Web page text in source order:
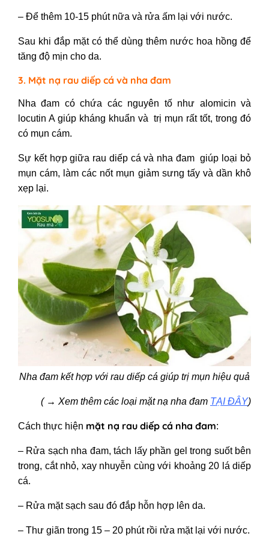
– Để thêm 10-15 phút nữa và rửa ấm lại với nước.
Sau khi đắp mặt có thể dùng thêm nước hoa hồng để
tăng độ mịn cho da.
3. Mặt nạ rau diếp cá và nha đam
Nha đam có chứa các nguyên tố như alomicin và
locutin A giúp kháng khuẩn và trị mụn rất tốt, trong đó
có mụn cám.
Sự kết hợp giữa rau diếp cá và nha đam giúp loại bỏ
mụn cám, làm các nốt mụn giảm sưng tấy và dần khô
xẹp lại.
Nha đam kết hợp với rau diếp cá giúp trị mụn hiệu quả
( → Xem thêm các loại mặt nạ nha đam TẠI ĐÂY)
Cách thực hiện mặt nạ rau diếp cá nha đam:
– Rửa sạch nha đam, tách lấy phần gel trong suốt bên
trong, cắt nhỏ, xay nhuyễn cùng với khoảng 20 lá diếp
cá.
– Rửa mặt sạch sau đó đắp hỗn hợp lên da.
– Thư giãn trong 15 – 20 phút rồi rửa mặt lại với nước.